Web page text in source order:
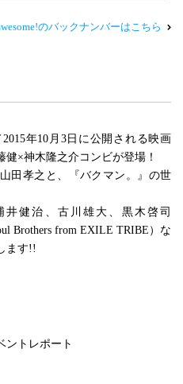
のバックナンバーはこちら
年10月3日に公開される映画
健×神木隆之介コンビが登場！
田孝之と、『バクマン。』の世
健治、古川雄大、黒木啓司
Brothers from EXILE TRIBE）な
ます!!
ントレポート